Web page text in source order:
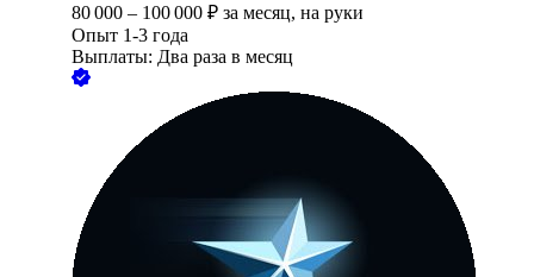
80 000 – 100 000 ₽ за месяц, на руки
Опыт 1-3 года
Выплаты: Два раза в месяц